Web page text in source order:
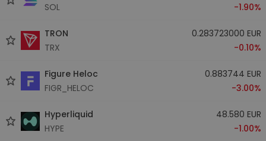
SOL
-1.90%
TRON
TRX
0.283723000 EUR
-0.10%
Figure Heloc
FIGR_HELOC
0.883744 EUR
-3.00%
Hyperliquid
HYPE
48.580 EUR
-1.00%